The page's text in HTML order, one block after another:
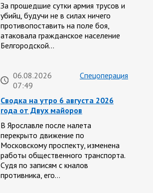
За прошедшие сутки армия трусов и
убийц, будучи не в силах ничего
противопоставить на поле боя,
атаковала гражданское население
Белгородской…
06.08.2026
07:49
Спецоперация
Сводка на утро 6 августа 2026
года от Двух майоров
В Ярославле после налета
перекрыто движение по
Московскому проспекту, изменена
работы общественного транспорта.
Судя по записям с кналов
противника, его…